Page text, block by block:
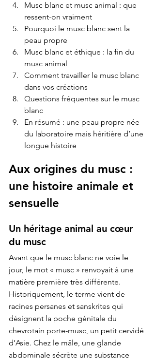
Musc blanc et musc animal : que
ressent-on vraiment
Pourquoi le musc blanc sent la
peau propre
Musc blanc et éthique : la fin du
musc animal
Comment travailler le musc blanc
dans vos créations
Questions fréquentes sur le musc
blanc
En résumé : une peau propre née
du laboratoire mais héritière d’une
longue histoire
Aux origines du musc :
une histoire animale et
sensuelle
Un héritage animal au cœur
du musc
Avant que le musc blanc ne voie le
jour, le mot « musc » renvoyait à une
matière première très différente.
Historiquement, le terme vient de
racines persanes et sanskrites qui
désignent la poche génitale du
chevrotain porte-musc, un petit cervidé
d’Asie. Chez le mâle, une glande
abdominale sécrète une substance